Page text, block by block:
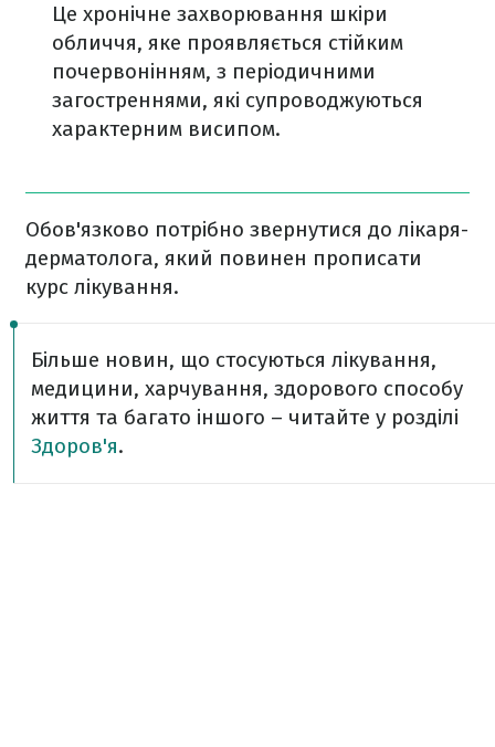
Це хронічне захворювання шкіри
обличчя, яке проявляється стійким
почервонінням, з періодичними
загостреннями, які супроводжуються
характерним висипом.
Обов'язково потрібно звернутися до лікаря-
дерматолога, який повинен прописати
курс лікування.
Більше новин, що стосуються лікування,
медицини, харчування, здорового способу
життя та багато іншого – читайте у розділі
Здоров'я.